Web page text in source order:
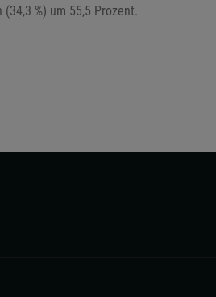
%) um 55,5 Prozent.